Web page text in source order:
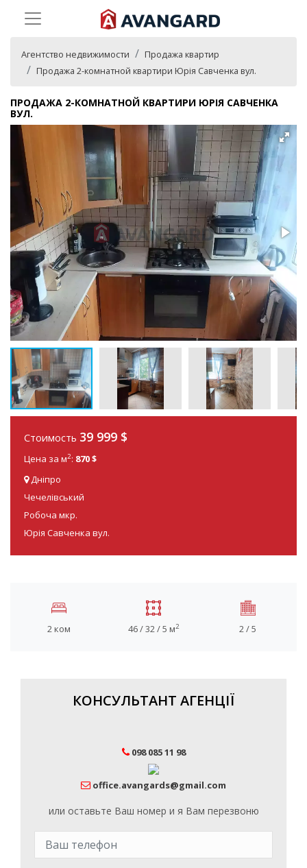
Агентство недвижимости
Продажа квартир
Продажа 2-комнатной квартири Юрія Савченка вул.
ПРОДАЖА 2-КОМНАТНОЙ КВАРТИРИ ЮРІЯ САВЧЕНКА
ВУЛ.
Стоимость 39 999 $
Цена за м2: 870 $
Дніпро
Чечелівський
Робоча мкр.
Юрія Савченка вул.
2 ком 46 / 32 / 5 м2 2 / 5
КОНСУЛЬТАНТ АГЕНЦІЇ
098 085 11 98
office.avangards@gmail.com
или оставьте Ваш номер и я Вам перезвоню